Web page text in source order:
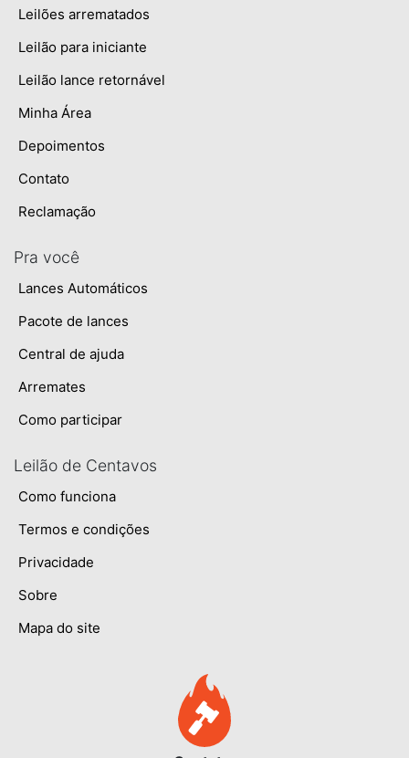
Leilões arrematados
Leilão para iniciante
Leilão lance retornável
Minha Área
Depoimentos
Contato
Reclamação
Pra você
Lances Automáticos
Pacote de lances
Central de ajuda
Arremates
Como participar
Leilão de Centavos
Como funciona
Termos e condições
Privacidade
Sobre
Mapa do site